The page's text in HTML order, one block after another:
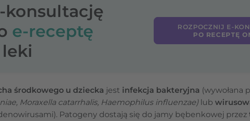
konsultację
e-receptę
ROZPOCZNIJ E-
PO RECEPTĘ
środkowego u dziecka jest infekcja bakteryjna (wywołana
Moraxella catarrhalis, Haemophilus influenzae) lub
Patogeny dostają się do jamy bębenkowej przez